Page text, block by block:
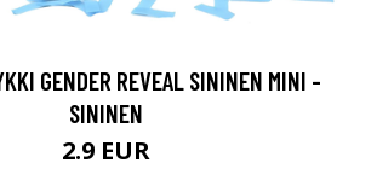
GENDER REVEAL SININEN MINI -
SININEN
2.9 EUR